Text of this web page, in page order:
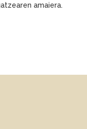
amaiera.